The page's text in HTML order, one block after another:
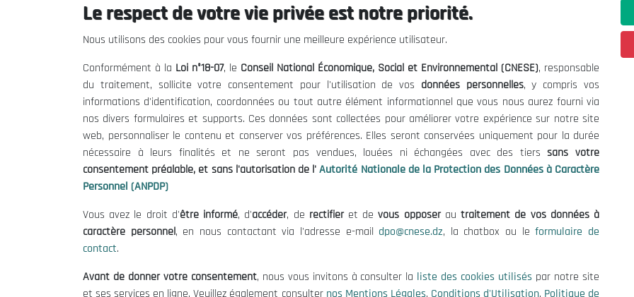
Le CNESE
Le président
Organisation
Publications
Informations utiles
Mentions Légales
Conditions d'Utilisation
Politique de Protection des Données
Politique des Cookies
contact@cnese.dz
Suggestions ou Initiatives ?
Newsletter
Inscrivez-vous, soyez le premier à
nos dernières nouvelles.
Suivez-Nous!
© 2026 Conseil National Économique, Social et Environnemental
Le respect de votre vie privée est notre priorité.
Nous utilisons des cookies pour vous fournir une meilleure expérience utilisateur.
Conformément à la Loi n°18-07, le Conseil National Économique, Social et Environnemental (CNESE), responsable
du traitement, sollicite votre consentement pour l'utilisation de vos données personnelles, y compris vos
informations d'identification, coordonnées ou tout autre élément informationnel que vous nous aurez fourni via
nos divers formulaires et supports. Ces données sont collectées pour améliorer votre expérience sur notre site
web, personnaliser le contenu et conserver vos préférences. Elles seront conservées uniquement pour la durée
nécessaire à leurs finalités et ne seront pas vendues, louées ni échangées avec des tierssans votre
consentement préalable, et sans l'autorisation de l' Autorité Nationale de la Protection des Données à Caractère
Personnel (ANPDP)
Vous avez le droit d'être informé, d'accéder, de rectifieret devous opposerautraitement de vos données à
caractère personnel, en nous contactant via l'adresse e-mail dpo@cnese.dz, la chatbox ou leformulaire de
contact.
Avant de donner votre consentement, nous vous invitons à consulter la liste des cookies utilisés par notre site
et ses services en ligne. Veuillez également consulter nos Mentions Légales, Conditions d'Utilisation, Politique de